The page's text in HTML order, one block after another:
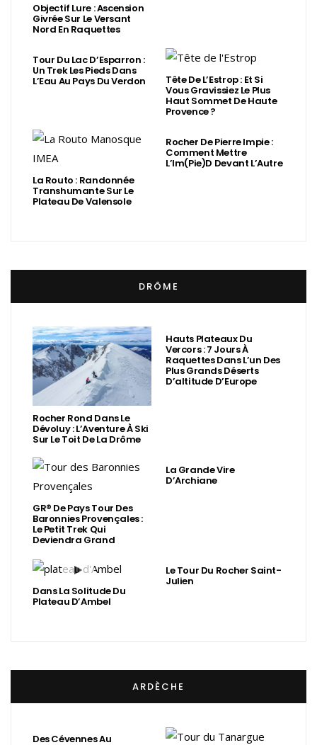
Objectif Lure : Ascension
Givrée Sur Le Versant
Nord En Raquettes
Tour Du Lac D’Esparron :
Un Trek Les Pieds Dans
L’Eau Au Pays Du Verdon Tête De L’Estrop : Et Si
Vous Gravissiez Le Plus
Haut Sommet De Haute
Provence ?
La Routo : Randonnée
Transhumante Sur Le
Plateau De Valensole
Rocher De Pierre Impie :
Comment Mettre
L’Im(Pie)d Devant L’Autre
DRÔME
Rocher Rond Dans Le
Dévoluy : L’Aventure À Ski
Sur Le Toit De La Drôme
Hauts Plateaux Du
Vercors : 7 Jours À
Raquettes Dans L’un Des
Plus Grands Déserts
D’altitude D’Europe
GR® De Pays Tour Des
Baronnies Provençales :
Le Petit Trek Qui
Deviendra Grand
La Grande Vire
D’Archiane
Dans La Solitude Du
Plateau D’Ambel
Le Tour Du Rocher Saint-
Julien
ARDÈCHE
Des Cévennes Au